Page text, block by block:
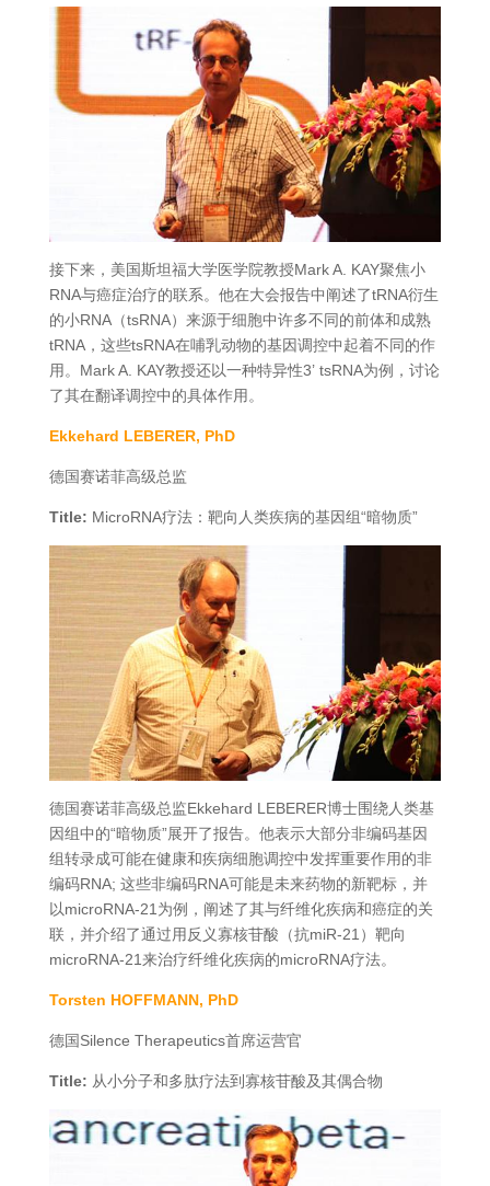
接下来，美国斯坦福大学医学院教授Mark A. KAY聚焦小
RNA与癌症治疗的联系。他在大会报告中阐述了tRNA衍生
的小RNA（tsRNA）来源于细胞中许多不同的前体和成熟
tRNA，这些tsRNA在哺乳动物的基因调控中起着不同的作
用。Mark A. KAY教授还以一种特异性3’ tsRNA为例，讨论
了其在翻译调控中的具体作用。
Ekkehard LEBERER, PhD
德国赛诺菲高级总监
Title: MicroRNA疗法：靶向人类疾病的基因组“暗物质”
德国赛诺菲高级总监Ekkehard LEBERER博士围绕人类基
因组中的“暗物质”展开了报告。他表示大部分非编码基因
组转录成可能在健康和疾病细胞调控中发挥重要作用的非
编码RNA; 这些非编码RNA可能是未来药物的新靶标，并
以microRNA-21为例，阐述了其与纤维化疾病和癌症的关
联，并介绍了通过用反义寡核苷酸（抗miR-21）靶向
microRNA-21来治疗纤维化疾病的microRNA疗法。
Torsten HOFFMANN, PhD
德国Silence Therapeutics首席运营官
Title: 从小分子和多肽疗法到寡核苷酸及其偶合物